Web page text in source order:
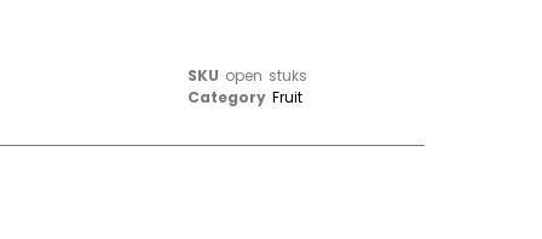
SKU open stuks
Category Fruit